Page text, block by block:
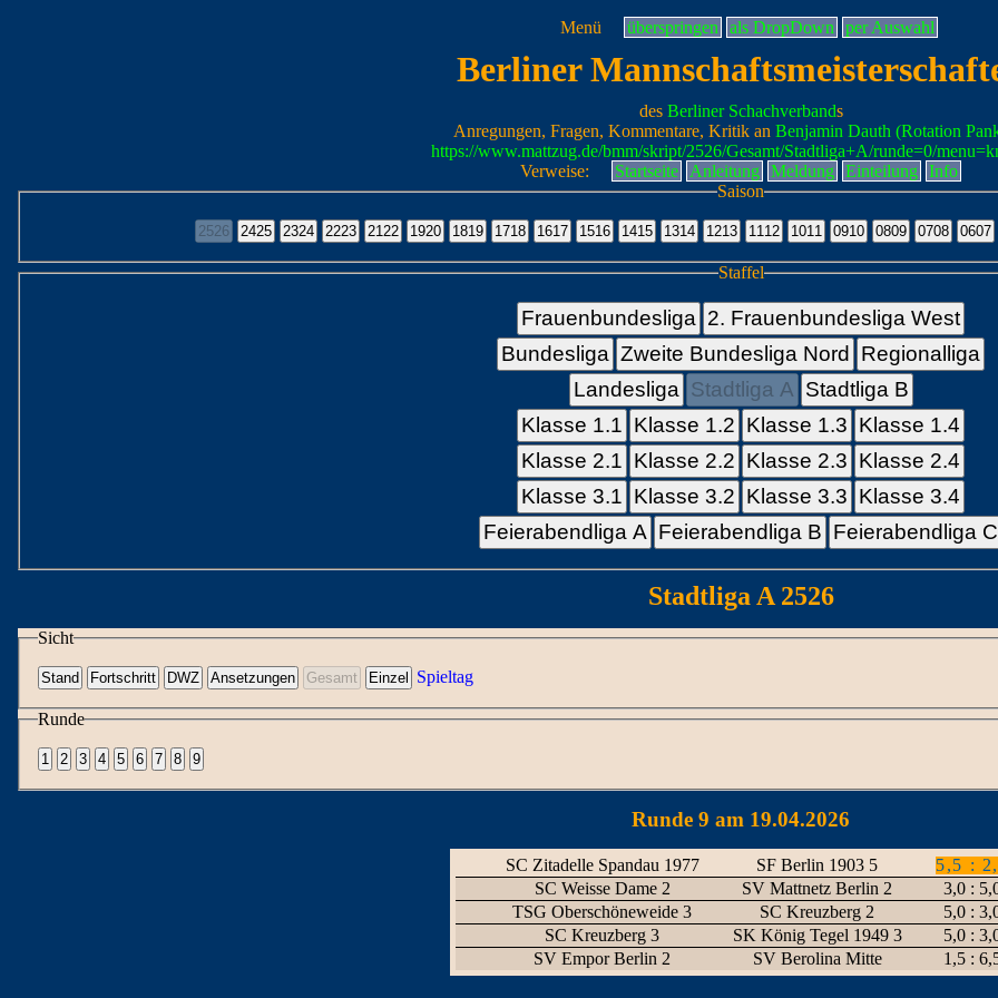
Menü überspringen als DropDown per Auswahl
Berliner
des Berliner Schachverbands
Anregungen, Fragen, Kommentare, Kritik an Benjamin Dauth (Rotation
https://www.mattzug.de/bmm/skript/2526/Gesamt/Stadtliga+A/runde=0/
Verweise:
Startseite Anleitung Meldung Einteilung
Info
Saison
Staffel
Frauenbundesliga 2. Frauenbundesliga West
Bundesliga Zweite Bundesliga Nord
Regionalliga
Landesliga Stadtliga A Stadtliga B
Klasse 1.1 Klasse 1.2 Klasse 1.3 Klasse 1.4
Klasse 2.1 Klasse 2.2 Klasse 2.3 Klasse 2.4
Klasse 3.1 Klasse 3.2 Klasse 3.3 Klasse 3.4
Feierabendliga A Feierabendliga B Feierabendliga C
Stadtliga A 2526
Sicht
Spieltag
Runde
Runde 9 am 19.04.2026
SC Zitadelle Spandau 1977 SF Berlin 1903 5
5,5 :
SC Weisse Dame 2
SV Mattnetz Berlin 2
3,0 :
TSG Oberschöneweide 3
SC Kreuzberg 2
5,0 :
SC Kreuzberg 3
SK König Tegel 1949 3
5,0 :
SV Empor Berlin 2
SV Berolina Mitte 1,5 :